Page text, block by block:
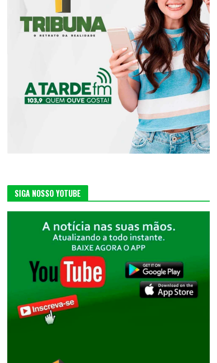
SIGA NOSSO YOTUBE